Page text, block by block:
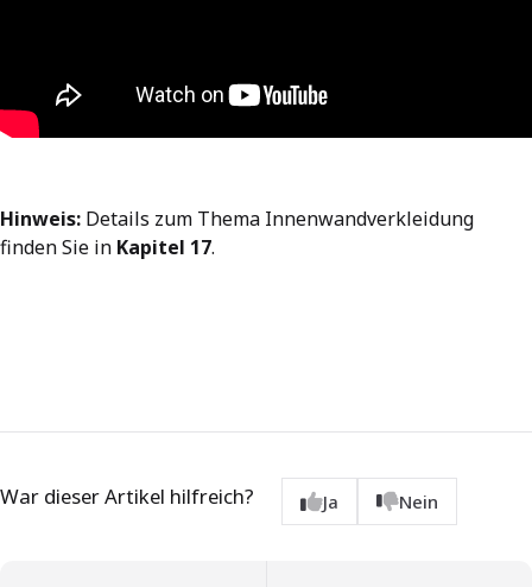
Hinweis: Details zum Thema Innenwandverkleidung
finden Sie in Kapitel 17.
War dieser Artikel hilfreich? Ja Nein